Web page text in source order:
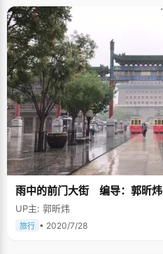
雨中的前门大街 编导：郭昕炜
UP主: 郭昕炜
旅行 • 2020/7/28